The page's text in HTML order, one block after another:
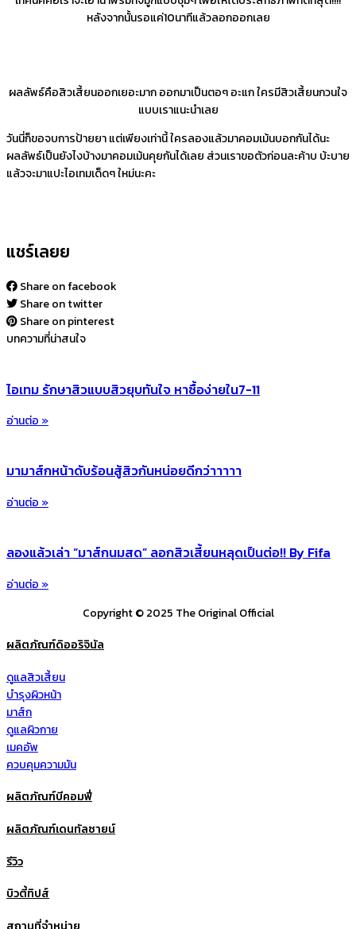
หลังจากนั้นรอแค่10นาทีแล้วลอกออกเลย
ผลลัพธ์คือสิวเสี้ยนออกเยอะมาก ออกมาเป็นตอๆ อะแก ใครมีสิวเสี้ยนกวนใจ
แบบเราแนะนำเลย
วันนี่ก็ขอจบการป้ายยา แต่เพียงเท่านี้ ใครลองแล้วมาคอมเม้นบอกกันได้นะ
ผลลัพธ์เป็นยังไงบ้างมาคอมเม้นคุยกันได้เลย ส่วนเราขอตัวก่อนละค้าบ บ้ะบาย
แล้วจะมาแปะไอเทมเด็ดๆ ใหม่นะคะ
แชร์เลยย
Share on facebook
Share on twitter
Share on pinterest
บทความที่น่าสนใจ​
ไอเทม รักษาสิวแบบสิวยุบทันใจ หาซื้อง่ายใน7-11
อ่านต่อ »
มามาส์กหน้าดับร้อนสู้สิวกันหน่อยดีกว่าาาาา
อ่านต่อ »
ลองแล้วเล่า “มาส์กนมสด” ลอกสิวเสี้ยนหลุดเป็นต่อ!! By Fifa
อ่านต่อ »
Copyright © 2025 The Original Official
ผลิตภัณฑ์ดิออริจินัล
ดูแลสิวเสี้ยน
บำรุงผิวหน้า
มาส์ก
ดูแลผิวกาย
เมคอัพ
ควบคุมความมัน
ผลิตภัณฑ์บีคอมฟี่
ผลิตภัณฑ์เดนทัลซายน์
รีวิว
บิวตี้ทิปส์